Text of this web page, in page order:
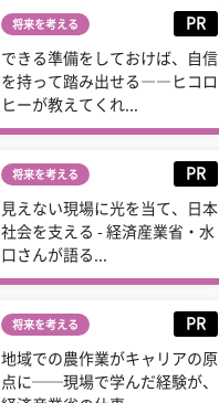
将来を考える PR
できる準備をしておけば、自信
を持って踏み出せる――ヒコロ
ヒーが教えてくれ...
将来を考える PR
見えない現場に光を当て、日本
社会を支える - 経済産業省・水
口さんが語る...
将来を考える PR
地域での農作業がキャリアの原
点に──現場で学んだ経験が、